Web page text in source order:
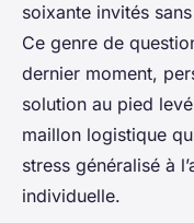
soixante invités
Ce genre de
dernier moment,
solution au pied
maillon logistique
stress généralisé à
individuelle.